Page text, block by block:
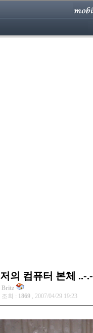
저의 컴퓨터 본체 ..-.-
Britz
조회 : 1869 , 2007/04/29 19:23